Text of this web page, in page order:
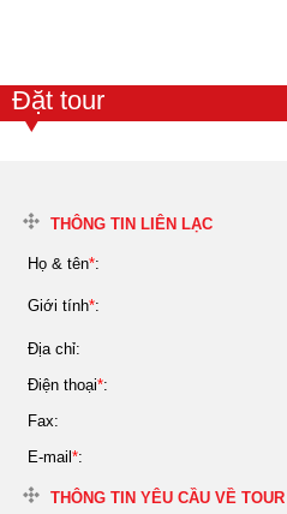
Đặt tour
THÔNG TIN LIÊN LẠC
Họ & tên*:
Giới tính*:
Địa chỉ:
Điện thoại*:
Fax:
E-mail *:
THÔNG TIN YÊU CẦU VỀ TOUR